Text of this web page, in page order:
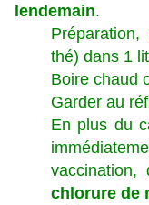
lendemain.
thé) dans 1
Boire chaud
Garder au
En plus du
vaccination,
chlorure de